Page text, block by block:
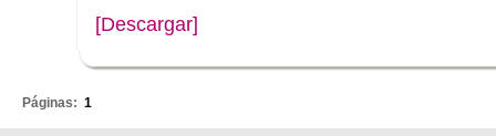
[Descargar]
Páginas: 1